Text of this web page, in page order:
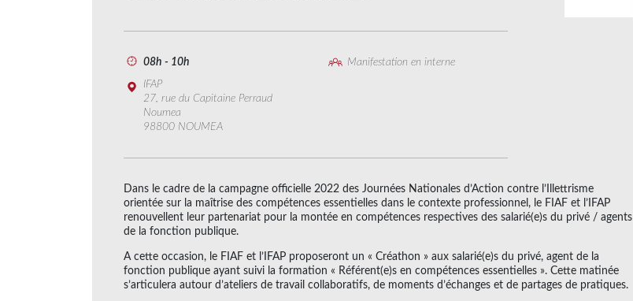
08h - 10h
Manifestation en interne
IFAP
27, rue du Capitaine Perraud
Noumea
98800 NOUMEA
Dans le cadre de la campagne officielle 2022 des Journées Nationales d’Action contre l’Illettrisme
orientée sur la maîtrise des compétences essentielles dans le contexte professionnel, le FIAF et l’IFAP
renouvellent leur partenariat pour la montée en compétences respectives des salarié(e)s du privé / agents
de la fonction publique.
A cette occasion, le FIAF et l’IFAP proposeront un « Créathon » aux salarié(e)s du privé, agent de la
fonction publique ayant suivi la formation « Référent(e)s en compétences essentielles ». Cette matinée
s’articulera autour d’ateliers de travail collaboratifs, de moments d’échanges et de partages de pratiques.